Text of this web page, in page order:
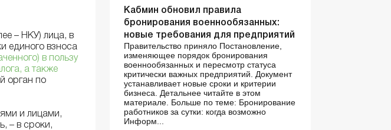
– НКУ) лица, в
единого взноса
в пользу
а также
орган по
и лицами,
– в сроки,
Кабмин обновил правила
бронирования военнообязанных:
новые требования для предприятий
Правительство приняло Постановление,
изменяющее порядок бронирования
военнообязанных и пересмотр статуса
критически важных предприятий. Документ
устанавливает новые сроки и критерии
бизнеса. Детальнее читайте в этом
материале. Больше по теме: Бронирование
работников за сутки: когда возможно
Информ...